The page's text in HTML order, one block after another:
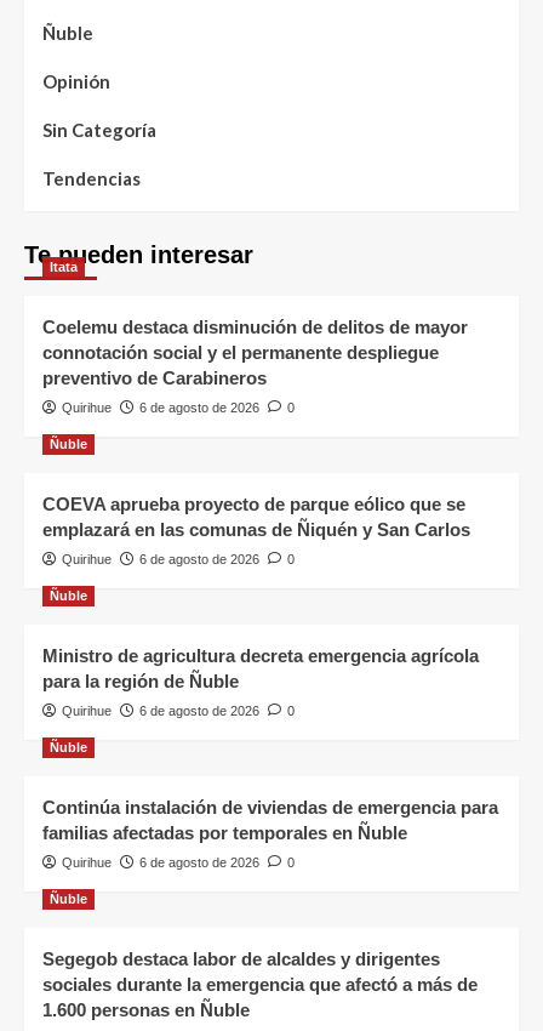
Ñuble
Opinión
Sin Categoría
Tendencias
Te pueden interesar
Itata
Coelemu destaca disminución de delitos de mayor
connotación social y el permanente despliegue
preventivo de Carabineros
Quirihue 6 de agosto de 2026 0
Ñuble
COEVA aprueba proyecto de parque eólico que se
emplazará en las comunas de Ñiquén y San Carlos
Quirihue 6 de agosto de 2026 0
Ñuble
Ministro de agricultura decreta emergencia agrícola
para la región de Ñuble
Quirihue 6 de agosto de 2026 0
Ñuble
Continúa instalación de viviendas de emergencia para
familias afectadas por temporales en Ñuble
Quirihue 6 de agosto de 2026 0
Ñuble
Segegob destaca labor de alcaldes y dirigentes
sociales durante la emergencia que afectó a más de
1.600 personas en Ñuble